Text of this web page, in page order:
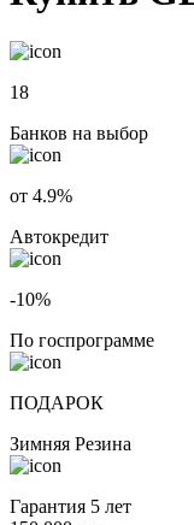
18
Банков на выбор
от 4.9%
Автокредит
-10%
По госпрограмме
ПОДАРОК
Зимняя Резина
Гарантия 5 лет